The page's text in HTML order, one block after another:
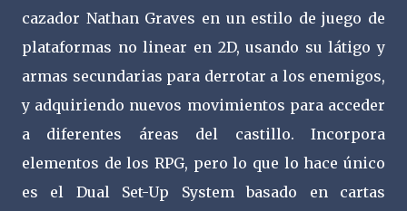
cazador Nathan Graves en un estilo de juego de
plataformas no linear en 2D, usando su látigo y
armas secundarias para derrotar a los enemigos,
y adquiriendo nuevos movimientos para acceder
a diferentes áreas del castillo. Incorpora
elementos de los RPG, pero lo que lo hace único
es el Dual Set-Up System basado en cartas